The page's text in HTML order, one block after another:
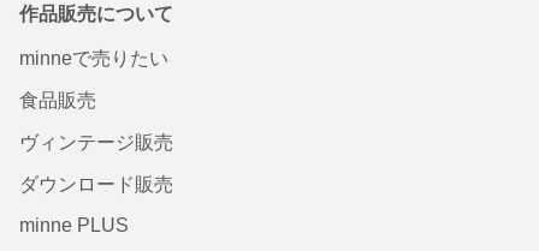
作品販売について
minneで売りたい
食品販売
ヴィンテージ販売
ダウンロード販売
minne PLUS